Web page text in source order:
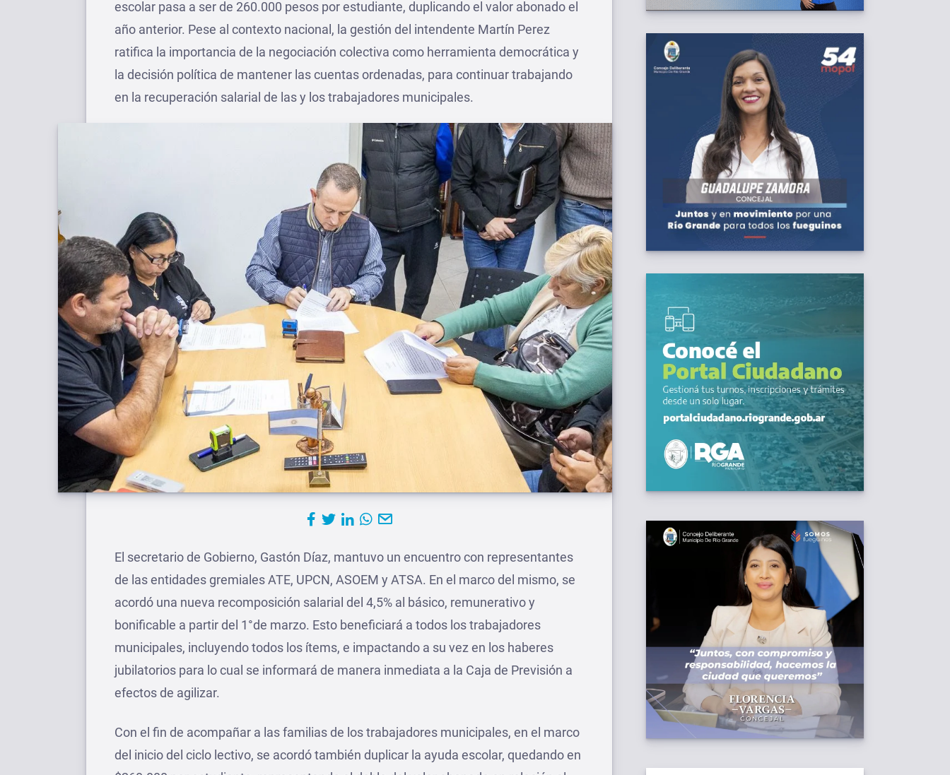
escolar pasa a ser de 260.000 pesos por estudiante, duplicando el valor abonado el
año anterior. Pese al contexto nacional, la gestión del intendente Martín Perez
ratifica la importancia de la negociación colectiva como herramienta democrática y
la decisión política de mantener las cuentas ordenadas, para continuar trabajando
en la recuperación salarial de las y los trabajadores municipales.
El secretario de Gobierno, Gastón Díaz, mantuvo un encuentro con representantes
de las entidades gremiales ATE, UPCN, ASOEM y ATSA. En el marco del mismo, se
acordó una nueva recomposición salarial del 4,5% al básico, remunerativo y
bonificable a partir del 1°de marzo. Esto beneficiará a todos los trabajadores
municipales, incluyendo todos los ítems, e impactando a su vez en los haberes
jubilatorios para lo cual se informará de manera inmediata a la Caja de Previsión a
efectos de agilizar.
Con el fin de acompañar a las familias de los trabajadores municipales, en el marco
del inicio del ciclo lectivo, se acordó también duplicar la ayuda escolar, quedando en